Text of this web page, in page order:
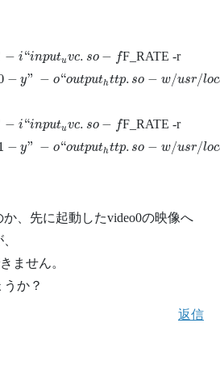
− i“inputuvc. so − f
utuvc.so− F_RATE -r
− y” − o“outputhttp. so − w/usr/loc
ut tp o w/ sr w
− i“inputuvc. so − f
utuvc.so− F_RATE -r
− y” − o“outputhttp. so − w/usr/loc
ut tp o w/ sr w
、先に起動したvideo0の映像へ
ません。
か？
返信